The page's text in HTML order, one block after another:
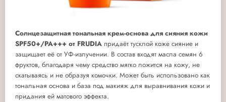
Солнцезащитная тональная крем-основа для сияния кожи
SPF50+/РА+++ от FRUDIA придаёт тусклой коже сияние и
защищает её от УФ-излучении. В состав входят масла семян 6
фруктов, благодаря чему средство мягко ложится на кожу, не
скатываясь и не образуя комочки. Может быть использовано как
тональная основа и база под макияж для выравнивания кожи и
придания ей матового эффекта.